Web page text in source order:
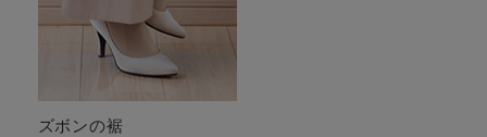
ズボンの裾